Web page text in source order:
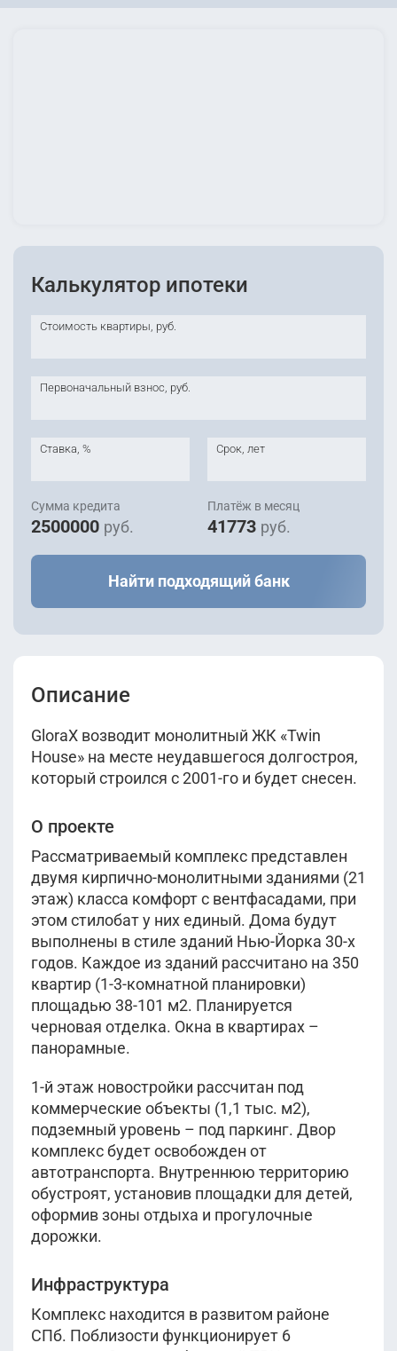
Калькулятор ипотеки
Стоимость квартиры, руб.
Первоначальный взнос, руб.
Ставка, % Срок, лет
Сумма кредита
2500000 руб.
Платёж в месяц
41773 руб.
Найти подходящий банк
Описание
GloraX возводит монолитный ЖК «Twin
House» на месте неудавшегося долгостроя,
который строился с 2001-го и будет снесен.
О проекте
Рассматриваемый комплекс представлен
двумя кирпично-монолитными зданиями (21
этаж) класса комфорт с вентфасадами, при
этом стилобат у них единый. Дома будут
выполнены в стиле зданий Нью-Йорка 30-х
годов. Каждое из зданий рассчитано на 350
квартир (1-3-комнатной планировки)
площадью 38-101 м2. Планируется
черновая отделка. Окна в квартирах –
панорамные.
1-й этаж новостройки рассчитан под
коммерческие объекты (1,1 тыс. м2),
подземный уровень – под паркинг. Двор
комплекс будет освобожден от
автотранспорта. Внутреннюю территорию
обустроят, установив площадки для детей,
оформив зоны отдыха и прогулочные
дорожки.
Инфраструктура
Комплекс находится в развитом районе
СПб. Поблизости функционирует 6